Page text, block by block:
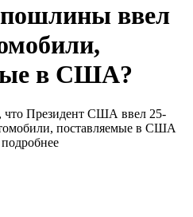
ввел
в США?
что Президент США ввел 25-
поставляемые в США